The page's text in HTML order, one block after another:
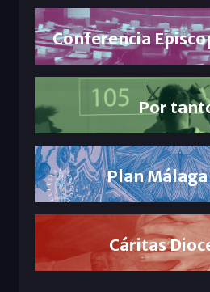
Conferencia
Por
Plan Málaga
Cáritas